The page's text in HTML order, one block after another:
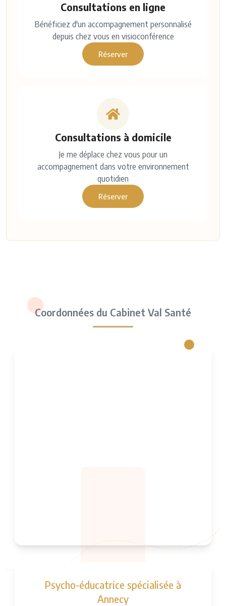
Consultations en ligne
Bénéficiez d'un accompagnement personnalisé
depuis chez vous en visioconférence
Réserver
Consultations à domicile
Je me déplace chez vous pour un
accompagnement dans votre environnement
quotidien
Réserver
Coordonnées du Cabinet Val Santé
Psycho-éducatrice spécialisée à
Annecy